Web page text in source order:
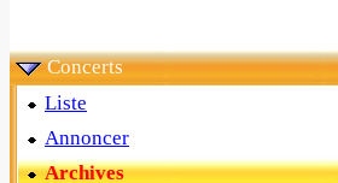
Concerts
Liste
Annoncer
Archives